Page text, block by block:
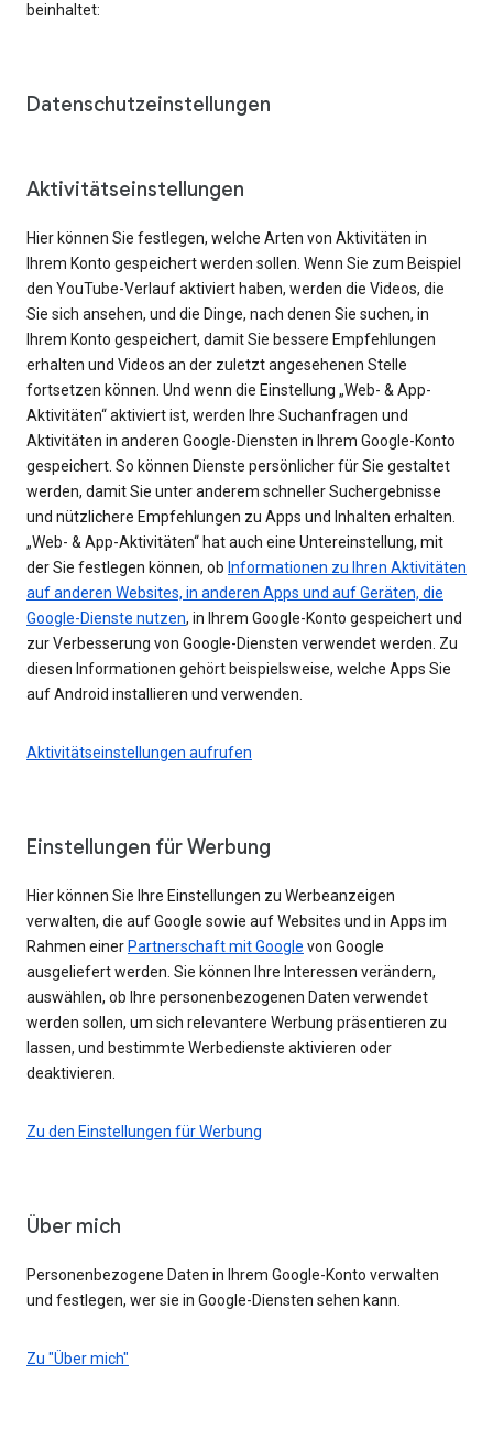
beinhaltet:
Datenschutzeinstellungen
Aktivitätseinstellungen
Hier können Sie festlegen, welche Arten von Aktivitäten in
Ihrem Konto gespeichert werden sollen. Wenn Sie zum Beispiel
den YouTube-Verlauf aktiviert haben, werden die Videos, die
Sie sich ansehen, und die Dinge, nach denen Sie suchen, in
Ihrem Konto gespeichert, damit Sie bessere Empfehlungen
erhalten und Videos an der zuletzt angesehenen Stelle
fortsetzen können. Und wenn die Einstellung „Web- & App-
Aktivitäten“ aktiviert ist, werden Ihre Suchanfragen und
Aktivitäten in anderen Google-Diensten in Ihrem Google-Konto
gespeichert. So können Dienste persönlicher für Sie gestaltet
werden, damit Sie unter anderem schneller Suchergebnisse
und nützlichere Empfehlungen zu Apps und Inhalten erhalten.
„Web- & App-Aktivitäten“ hat auch eine Untereinstellung, mit
der Sie festlegen können, ob Informationen zu Ihren Aktivitäten
auf anderen Websites, in anderen Apps und auf Geräten, die
Google-Dienste nutzen, in Ihrem Google-Konto gespeichert und
zur Verbesserung von Google-Diensten verwendet werden. Zu
diesen Informationen gehört beispielsweise, welche Apps Sie
auf Android installieren und verwenden.
Aktivitätseinstellungen aufrufen
Einstellungen für Werbung
Hier können Sie Ihre Einstellungen zu Werbeanzeigen
verwalten, die auf Google sowie auf Websites und in Apps im
Rahmen einer Partnerschaft mit Google von Google
ausgeliefert werden. Sie können Ihre Interessen verändern,
auswählen, ob Ihre personenbezogenen Daten verwendet
werden sollen, um sich relevantere Werbung präsentieren zu
lassen, und bestimmte Werbedienste aktivieren oder
deaktivieren.
Zu den Einstellungen für Werbung
Über mich
Personenbezogene Daten in Ihrem Google-Konto verwalten
und festlegen, wer sie in Google-Diensten sehen kann.
Zu "Über mich"